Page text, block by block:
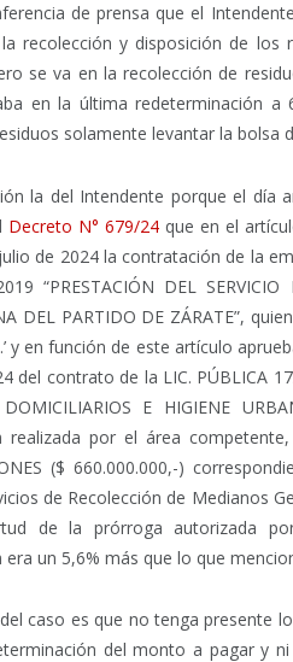
de prensa que el
recolección y disposición de los
se va en la recolección de
en la última redeterminación
solamente levantar la bolsa
la del Intendente porque el día
Decreto N° 679/24que en el
de 2024 la contratación de la
“PRESTACIÓN DEL
DEL PARTIDO DE ZÁRATE”,
y en función de este artículo
del contrato de la LIC. PÚBLICA
DOMICILIARIOS E HIGIENE
realizada por el área
($ 660.000.000,-)
de Recolección de Medianos
de la prórroga autorizada
un 5,6% más que lo que
caso es que no tenga presente
del monto a pagar y